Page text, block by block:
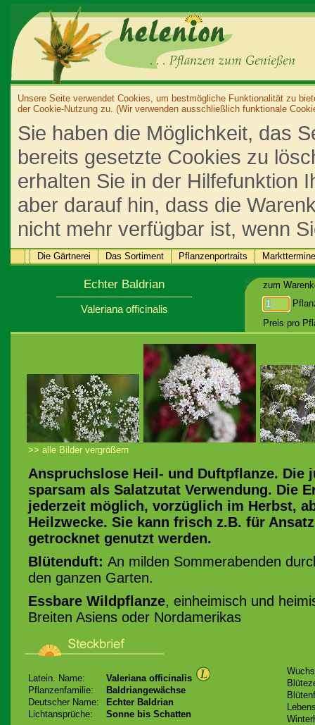
Unsere Seite verwendet Cookies, um bestmögliche Funktionalität zu
der Cookie-Nutzung zu. (Wir verwenden ausschließlich funktionale
Sie haben die Möglichkeit, das
bereits gesetzte Cookies zu
erhalten Sie in der Hilfefunktion
aber darauf hin, dass die
nicht mehr verfügbar ist, wenn
Die Gärtnerei Das Sortiment Pflanzenportraits Markttermine
Echter Baldrian
Valeriana officinalis
zum
Preis pro
>> alle Bilder vergrößern
Anspruchslose Heil- und Duftpflanze. Die
sparsam als Salatzutat Verwendung. Die
jederzeit möglich, vorzüglich im Herbst,
Heilzwecke. Sie kann frisch z.B. für
getrocknet genutzt werden.
Blütenduft: An milden Sommerabenden
den ganzen Garten.
Essbare Wildpflanze, einheimisch und
Breiten Asiens oder Nordamerikas
Latein. Name:
Valeriana officinalis
Pflanzenfamilie:
Baldriangewächse
Deutscher Name:
Echter Baldrian
Lichtansprüche:
Sonne bis Schatten